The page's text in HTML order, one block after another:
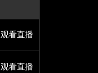
观看直播
观看直播